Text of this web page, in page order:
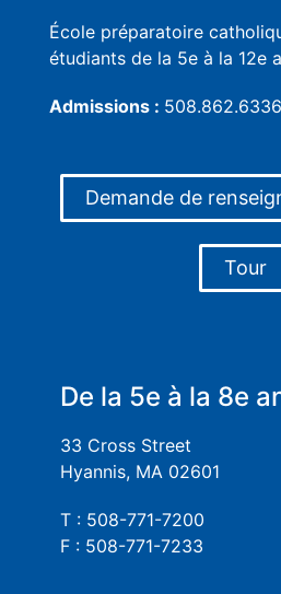
École préparatoire
étudiants de la 5e à la 12e
Admissions :
Demande de
Tour
De la 5e à la 8e
33 Cross Street
Hyannis, MA 02601
T : 508-771-7200
F : 508-771-7233